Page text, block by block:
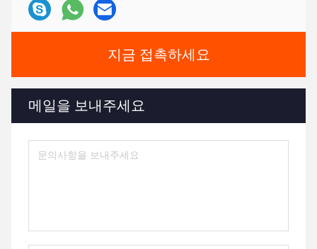
지금 접촉하세요
메일을 보내주세요